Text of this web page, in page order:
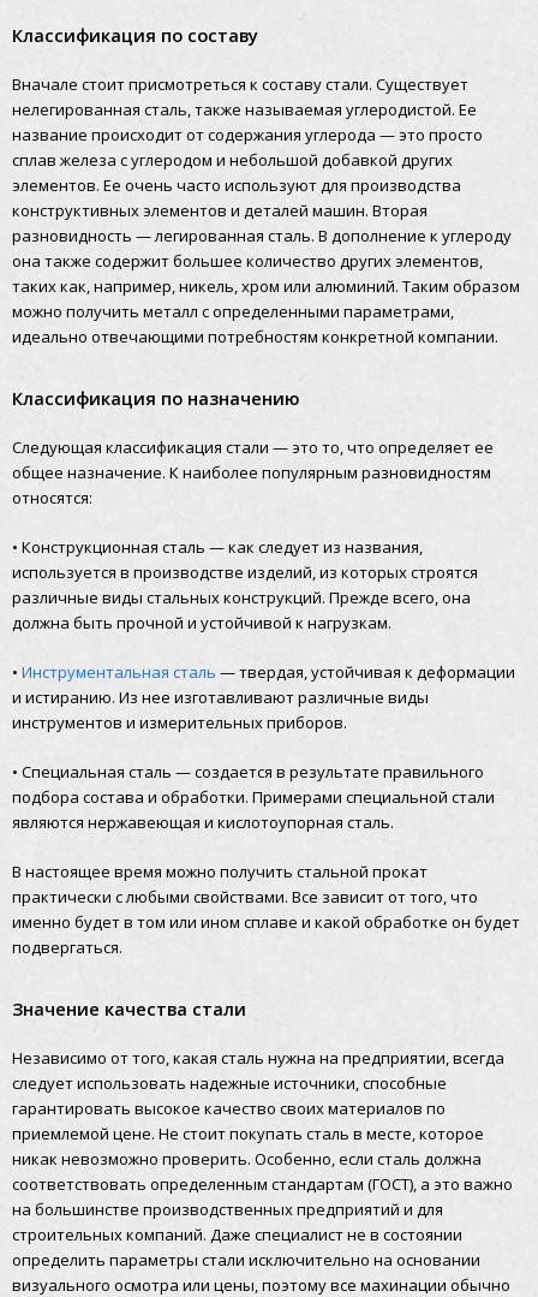
Классификация по составу
Вначале стоит присмотреться к составу стали. Существует
нелегированная сталь, также называемая углеродистой. Ее
название происходит от содержания углерода — это просто
сплав железа с углеродом и небольшой добавкой других
элементов. Ее очень часто используют для производства
конструктивных элементов и деталей машин. Вторая
разновидность — легированная сталь. В дополнение к углероду
она также содержит большее количество других элементов,
таких как, например, никель, хром или алюминий. Таким образом
можно получить металл с определенными параметрами,
идеально отвечающими потребностям конкретной компании.
Классификация по назначению
Следующая классификация стали — это то, что определяет ее
общее назначение. К наиболее популярным разновидностям
относятся:
• Конструкционная сталь — как следует из названия,
используется в производстве изделий, из которых строятся
различные виды стальных конструкций. Прежде всего, она
должна быть прочной и устойчивой к нагрузкам.
• Инструментальная сталь — твердая, устойчивая к деформации
и истиранию. Из нее изготавливают различные виды
инструментов и измерительных приборов.
• Специальная сталь — создается в результате правильного
подбора состава и обработки. Примерами специальной стали
являются нержавеющая и кислотоупорная сталь.
В настоящее время можно получить стальной прокат
практически с любыми свойствами. Все зависит от того, что
именно будет в том или ином сплаве и какой обработке он будет
подвергаться.
Значение качества стали
Независимо от того, какая сталь нужна на предприятии, всегда
следует использовать надежные источники, способные
гарантировать высокое качество своих материалов по
приемлемой цене. Не стоит покупать сталь в месте, которое
никак невозможно проверить. Особенно, если сталь должна
соответствовать определенным стандартам (ГОСТ), а это важно
на большинстве производственных предприятий и для
строительных компаний. Даже специалист не в состоянии
определить параметры стали исключительно на основании
визуального осмотра или цены, поэтому все махинации обычно